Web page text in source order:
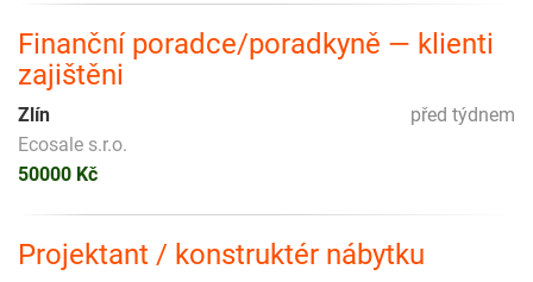
Finanční poradce/poradkyně — klienti
zajištěni
před týdnem
Zlín
Ecosale s.r.o.
50000 Kč
Projektant / konstruktér nábytku